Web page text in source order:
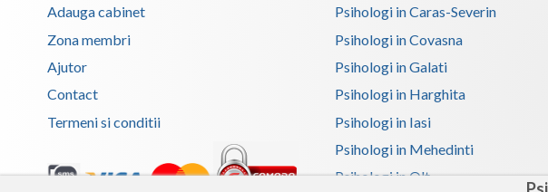
Adauga cabinet
Zona membri
Ajutor
Contact
Termeni si conditii
Psihologi in Caras-Severin
Psihologi in Covasna
Psihologi in Galati
Psihologi in Harghita
Psihologi in Iasi
Psihologi in Mehedinti
Psihologi in Olt